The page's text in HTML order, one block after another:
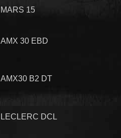
MARS 15
AMX 30 EBD
AMX30 B2 DT
LECLERC DCL